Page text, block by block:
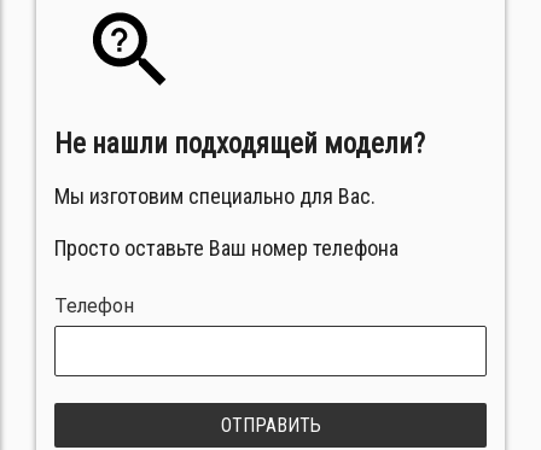
Не нашли подходящей модели?
Мы изготовим специально для Вас.
Просто оставьте Ваш номер телефона
Телефон
ОТПРАВИТЬ